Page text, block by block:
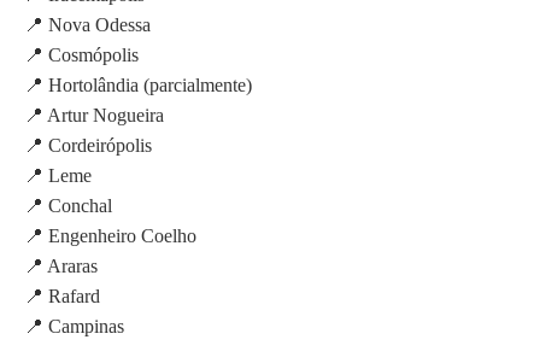
📍 Nova Odessa
📍 Cosmópolis
📍 Hortolândia (parcialmente)
📍 Artur Nogueira
📍 Cordeirópolis
📍 Leme
📍 Conchal
📍 Engenheiro Coelho
📍 Araras
📍 Rafard
📍 Campinas